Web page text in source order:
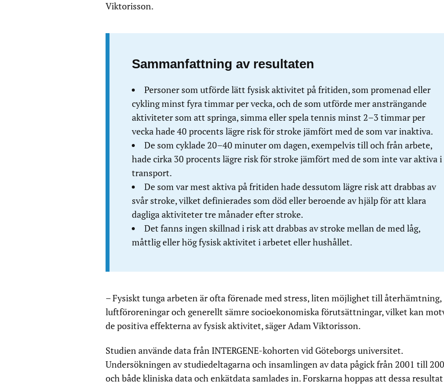
Viktorisson.
Sammanfattning av resultaten
Personer som utförde lätt fysisk aktivitet på fritiden, som promenad eller
cykling minst fyra timmar per vecka, och de som utförde mer ansträngande
aktiviteter som att springa, simma eller spela tennis minst 2–3 timmar per
vecka hade 40 procents lägre risk för stroke jämfört med de som var inaktiva.
De som cyklade 20–40 minuter om dagen, exempelvis till och från arbete,
hade cirka 30 procents lägre risk för stroke jämfört med de som inte var aktiva i
transport.
De som var mest aktiva på fritiden hade dessutom lägre risk att drabbas av
svår stroke, vilket definierades som död eller beroende av hjälp för att klara
dagliga aktiviteter tre månader efter stroke.
Det fanns ingen skillnad i risk att drabbas av stroke mellan de med låg,
måttlig eller hög fysisk aktivitet i arbetet eller hushållet.
– Fysiskt tunga arbeten är ofta förenade med stress, liten möjlighet till återhämtning,
luftföroreningar och generellt sämre socioekonomiska förutsättningar, vilket kan
de positiva effekterna av fysisk aktivitet, säger Adam Viktorisson.
Studien använde data från INTERGENE-kohorten vid Göteborgs universitet.
Undersökningen av studiedeltagarna och insamlingen av data pågick från 2001 till
och både kliniska data och enkätdata samlades in. Forskarna hoppas att dessa